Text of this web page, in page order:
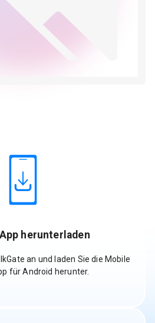
herunterladen
an und laden Sie die Mobile
für Android herunter.